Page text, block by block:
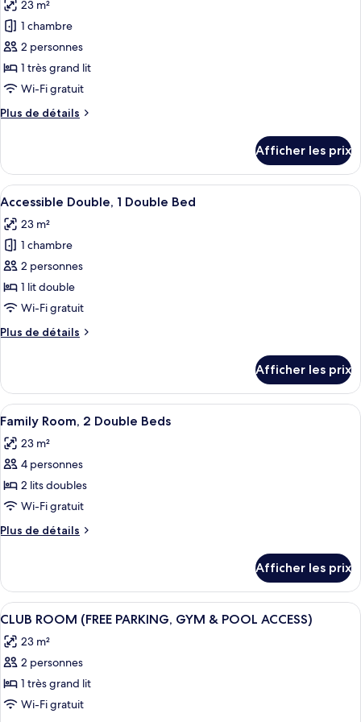
with
Bunk
Bed
Bed
with
Bunk
Bed
les
photos
pour
ce
type
chambre :
double,
1
très
grand
lit
23 m²
1 chambre
2 personnes
1 très grand lit
Wi-Fi gratuit
Plus de détails
Plus
Chambre
Standard
double,
très
grand
lit
Afficher les prix
Afficher
toutes
les
photos
pour
ce
type
chambre :
Double
Bed
Une chambre moderne avec un
6
Accessible Double, 1 Double Bed
23 m²
1 chambre
2 personnes
1 lit double
Wi-Fi gratuit
Plus de détails
Plus
Accessible
Double,
1
Double
Bed
Afficher les prix
Afficher
toutes
les
photos
pour
ce
type
de
Family
Room,
2
Double
Beds
Une chambre d’hôtel avec un
8
Family Room, 2 Double Beds
23 m²
4 personnes
2 lits doubles
Wi-Fi gratuit
Plus de détails
Plus
Family
Room,
2
Beds
Afficher les prix
Afficher
toutes
les
photos
pour
ce
Une chambre moderne avec un
8
CLUB ROOM (FREE PARKING, GYM & POOL ACCESS)
23 m²
2 personnes
1 très grand lit
Wi-Fi gratuit